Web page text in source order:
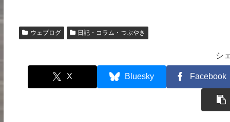
ウェブログ 日記・コラム・つぶやき
シ
X Bluesky Facebook